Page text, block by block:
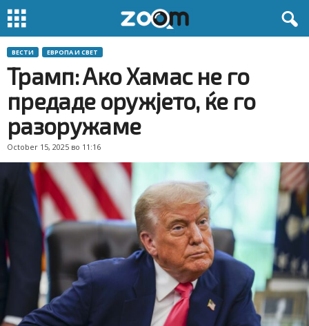
ВЕСТИ ЕВРОПА И СВЕТ
Трамп: Ако Хамас не го
предаде оружјето, ќе го
разоружаме
October 15, 2025 во 11:16